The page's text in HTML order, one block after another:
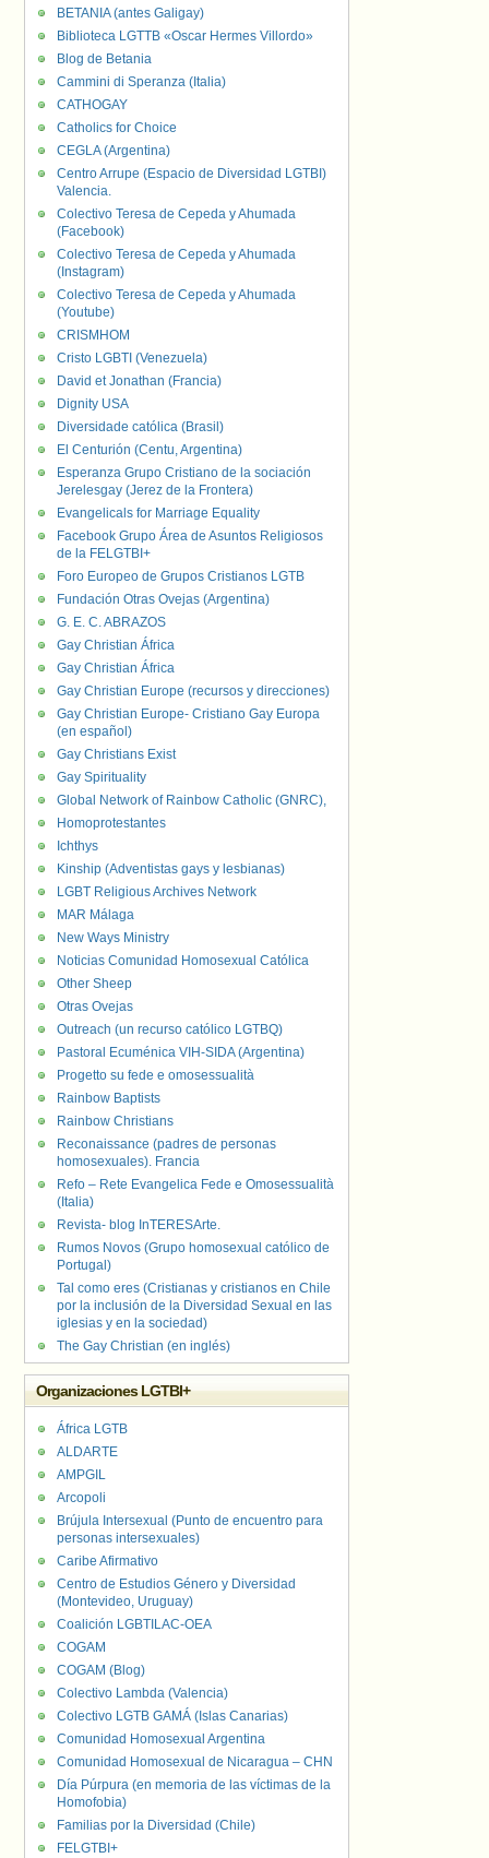
BETANIA (antes Galigay)
Biblioteca LGTTB «Oscar Hermes Villordo»
Blog de Betania
Cammini di Speranza (Italia)
CATHOGAY
Catholics for Choice
CEGLA (Argentina)
Centro Arrupe (Espacio de Diversidad LGTBI)
Valencia.
Colectivo Teresa de Cepeda y Ahumada
(Facebook)
Colectivo Teresa de Cepeda y Ahumada
(Instagram)
Colectivo Teresa de Cepeda y Ahumada
(Youtube)
CRISMHOM
Cristo LGBTI (Venezuela)
David et Jonathan (Francia)
Dignity USA
Diversidade católica (Brasil)
El Centurión (Centu, Argentina)
Esperanza Grupo Cristiano de la sociación
Jerelesgay (Jerez de la Frontera)
Evangelicals for Marriage Equality
Facebook Grupo Área de Asuntos Religiosos
de la FELGTBI+
Foro Europeo de Grupos Cristianos LGTB
Fundación Otras Ovejas (Argentina)
G. E. C. ABRAZOS
Gay Christian África
Gay Christian África
Gay Christian Europe (recursos y direcciones)
Gay Christian Europe- Cristiano Gay Europa
(en español)
Gay Christians Exist
Gay Spirituality
Global Network of Rainbow Catholic (GNRC),
Homoprotestantes
Ichthys
Kinship (Adventistas gays y lesbianas)
LGBT Religious Archives Network
MAR Málaga
New Ways Ministry
Noticias Comunidad Homosexual Católica
Other Sheep
Otras Ovejas
Outreach (un recurso católico LGTBQ)
Pastoral Ecuménica VIH-SIDA (Argentina)
Progetto su fede e omosessualità
Rainbow Baptists
Rainbow Christians
Reconaissance (padres de personas
homosexuales). Francia
Refo – Rete Evangelica Fede e Omosessualità
(Italia)
Revista- blog InTERESArte.
Rumos Novos (Grupo homosexual católico de
Portugal)
Tal como eres (Cristianas y cristianos en Chile
por la inclusión de la Diversidad Sexual en las
iglesias y en la sociedad)
The Gay Christian (en inglés)
Organizaciones LGTBI+
África LGTB
ALDARTE
AMPGIL
Arcopoli
Brújula Intersexual (Punto de encuentro para
personas intersexuales)
Caribe Afirmativo
Centro de Estudios Género y Diversidad
(Montevideo, Uruguay)
Coalición LGBTILAC-OEA
COGAM
COGAM (Blog)
Colectivo Lambda (Valencia)
Colectivo LGTB GAMÁ (Islas Canarias)
Comunidad Homosexual Argentina
Comunidad Homosexual de Nicaragua – CHN
Día Púrpura (en memoria de las víctimas de la
Homofobia)
Familias por la Diversidad (Chile)
FELGTBI+